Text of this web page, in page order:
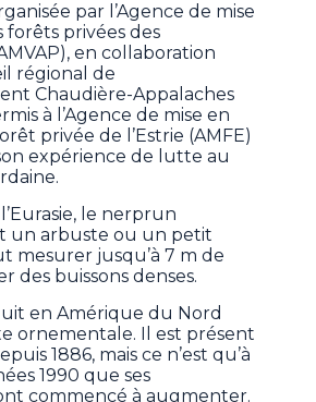
par l’Agence de mise
forêts privées des
en collaboration
régional de
Chaudière-Appalaches
à l’Agence de mise en
privée de l’Estrie (AMFE)
expérience de lutte au
le nerprun
un arbuste ou un petit
mesurer jusqu’à 7 m de
des buissons denses.
en Amérique du Nord
ornementale. Il est présent
1886, mais ce n’est qu’à
1990 que ses
commencé à augmenter.